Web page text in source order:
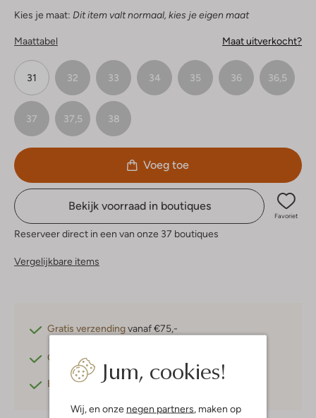
Jum, cookies!
Wij, en onze negen partners , maken op
Kies je maat: Dit item valt normaal, kies je eigen maat
Maattabel Maat uitverkocht?
31 32 33 34 35 36 36,5
37 37,5 38
Voeg toe
Bekijk voorraad in boutiques
Favoriet
Reserveer direct in een van onze 37 boutiques
Vergelijkbare items
Gratis verzendingvanaf €75,-
Gratis retourneren
Betaal achteraf met Klarna